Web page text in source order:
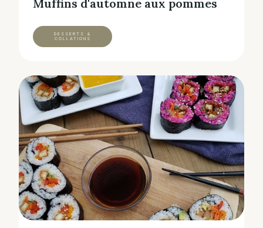
Muffins d'automne aux pommes
DESSERTS &
COLLATIONS